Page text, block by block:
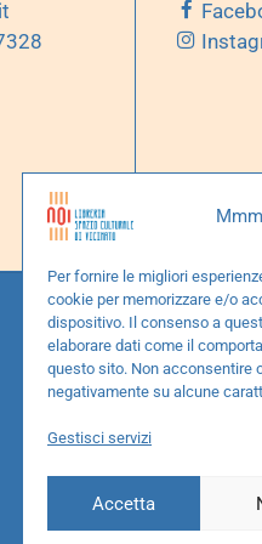
Per fornire le migliori
cookie per memorizzare e/o
dispositivo. Il consenso a
elaborare dati come il
questo sito. Non acconsentire
negativamente su alcune
Gestisci servizi
Accetta